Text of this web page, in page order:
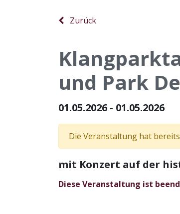
Zurück
und Park
01.05.2026 - 01.05.2026
Die Veranstaltung hat
mit Konzert auf der
Diese Veranstaltung ist